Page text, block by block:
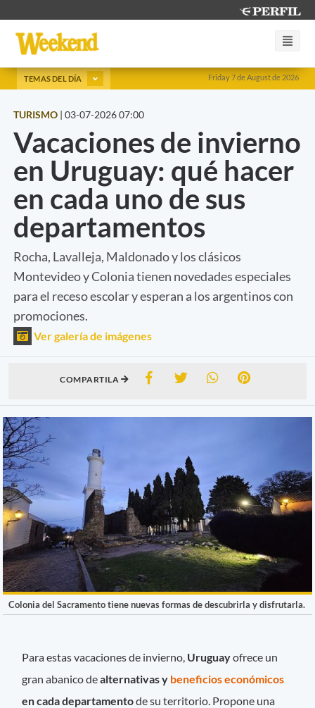
Friday 7 de August de 2026
TEMAS DEL DÍA
TURISMO | 03-07-2026 07:00
Vacaciones de invierno
en Uruguay: qué hacer
en cada uno de sus
departamentos
Rocha, Lavalleja, Maldonado y los clásicos
Montevideo y Colonia tienen novedades especiales
para el receso escolar y esperan a los argentinos con
promociones.
Ver galería de imágenes
COMPARTILA
Colonia del Sacramento tiene nuevas formas de descubrirla y disfrutarla.
Para estas vacaciones de invierno, Uruguayofrece un
gran abanico dealternativas y beneficios económicos
en cada departamentode su territorio. Propone una